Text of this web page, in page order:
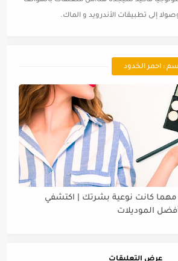
إلى تطبيقات الأندرويد و الماك.
: احمر الخدود
مهما كانت نوعية بشرتك | اكتشفي
الموديلات